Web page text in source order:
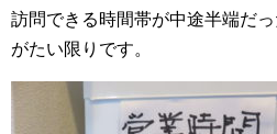
訪問できる時間帯が中途半端だ
がたい限りです。